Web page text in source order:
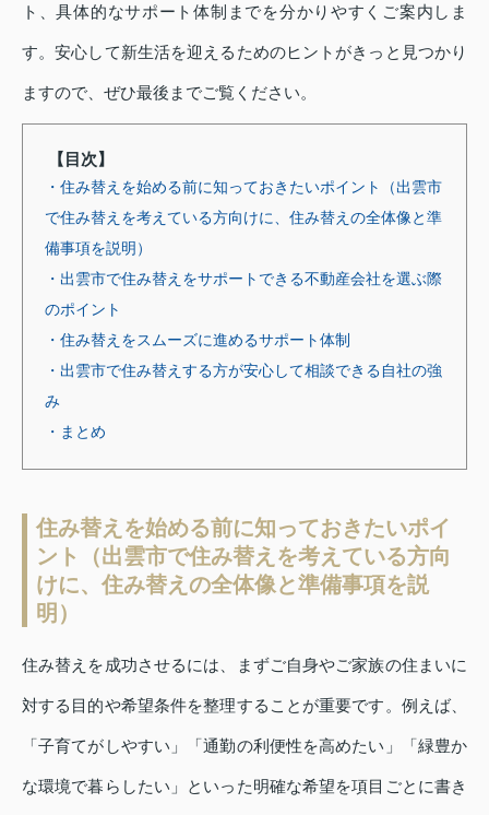
ト、具体的なサポート体制までを分かりやすくご案内しま
す。安心して新生活を迎えるためのヒントがきっと見つかり
ますので、ぜひ最後までご覧ください。
【目次】
・住み替えを始める前に知っておきたいポイント（出雲市
で住み替えを考えている方向けに、住み替えの全体像と準
備事項を説明）
・出雲市で住み替えをサポートできる不動産会社を選ぶ際
のポイント
・住み替えをスムーズに進めるサポート体制
・出雲市で住み替えする方が安心して相談できる自社の強
み
・まとめ
住み替えを始める前に知っておきたいポイ
ント（出雲市で住み替えを考えている方向
けに、住み替えの全体像と準備事項を説
明）
住み替えを成功させるには、まずご自身やご家族の住まいに
対する目的や希望条件を整理することが重要です。例えば、
「子育てがしやすい」「通勤の利便性を高めたい」「緑豊か
な環境で暮らしたい」といった明確な希望を項目ごとに書き